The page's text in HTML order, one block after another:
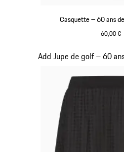
Casquette – 60 ans
60,00 €
Add Jupe de golf – 60
Diapositive 4 sur 20